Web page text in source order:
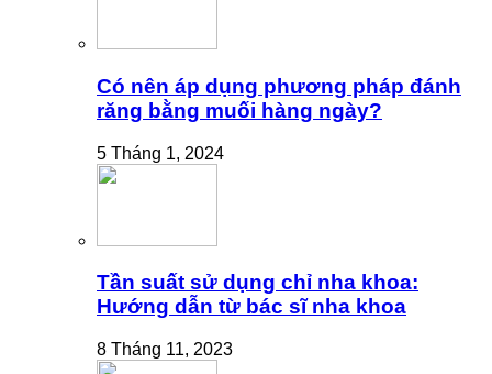
Có nên áp dụng phương pháp đánh
răng bằng muối hàng ngày?
5 Tháng 1, 2024
Tần suất sử dụng chỉ nha khoa:
Hướng dẫn từ bác sĩ nha khoa
8 Tháng 11, 2023